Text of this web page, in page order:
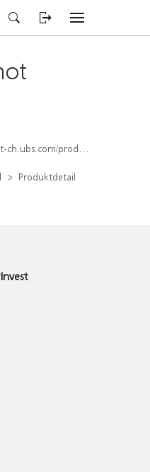
detail/index/isin/CH1581945883
Produktdetail